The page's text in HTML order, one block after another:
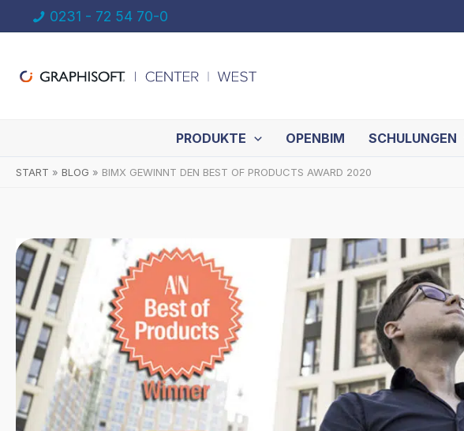
Inhalt
0231 - 72 54 70-0
PRODUKTE OPENBIM SCHULUNGEN
START BLOG BIMX GEWINNT DEN BEST OF PRODUCTS AWARD 2020